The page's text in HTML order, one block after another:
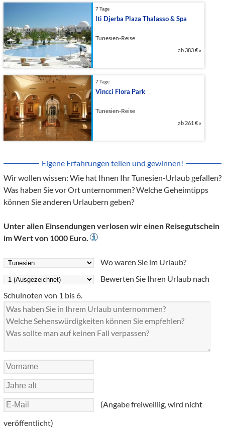
7 Tage
lti Djerba Plaza Thalasso & Spa
Tunesien-Reise
ab383 € »
7 Tage
Vincci Flora Park
Tunesien-Reise
ab 261 € »
Eigene Erfahrungen teilen und gewinnen!
Wir wollen wissen: Wie hat Ihnen Ihr Tunesien-Urlaub gefallen?
Was haben Sie vor Ort unternommen? Welche Geheimtipps
können Sie anderen Urlaubern geben?
Unter allen Einsendungen verlosen wir einen Reisegutschein
im Wert von 1000 Euro.
Wo waren Sie im Urlaub?
Bewerten Sie Ihren Urlaub nach
Schulnoten von 1 bis 6.
(Angabe freiweillig, wird nicht
veröffentlicht)